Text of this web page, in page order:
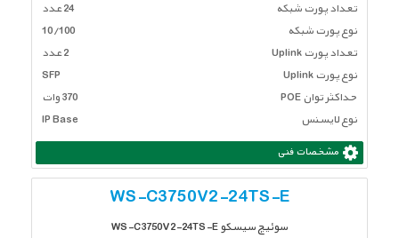
تعداد پورت شبكه
24 عدد
نوع پورت شبکه
10/100
تعداد پورت Uplink
2 عدد
نوع پورت Uplink
SFP
حداکثر توان POE
370 وات
نوع لایسنس
IP Base
مشخصات فنی
WS-C3750V2-24TS-E
سوئیچ سیسکو WS-C3750V2-24TS-E